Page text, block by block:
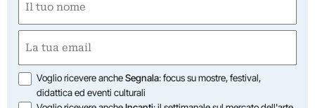
(Required)
First
(Required)
Opzioni
Voglio ricevere ancheSegnala: focus su mostre, festival,
didattica ed eventi culturali